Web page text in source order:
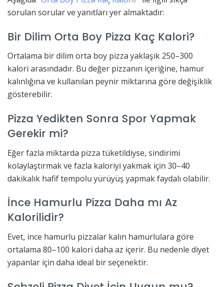
sorulan sorular ve yanıtları yer almaktadır:
Bir Dilim Orta Boy Pizza Kaç Kalori?
Ortalama bir dilim orta boy pizza yaklaşık 250–300
kalori arasındadır. Bu değer pizzanın içeriğine, hamur
kalınlığına ve kullanılan peynir miktarına göre değişiklik
gösterebilir.
Pizza Yedikten Sonra Spor Yapmak
Gerekir mi?
Eğer fazla miktarda pizza tüketildiyse, sindirimi
kolaylaştırmak ve fazla kaloriyi yakmak için 30–40
dakikalık hafif tempolu yürüyüş yapmak faydalı olabilir.
İnce Hamurlu Pizza Daha mı Az
Kalorilidir?
Evet, ince hamurlu pizzalar kalın hamurlulara göre
ortalama 80–100 kalori daha az içerir. Bu nedenle diyet
yapanlar için daha ideal bir seçenektir.